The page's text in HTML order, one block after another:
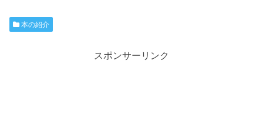
本の紹介
スポンサーリンク